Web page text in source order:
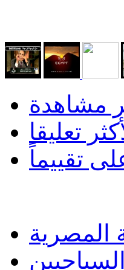
مشاهدة
تعليقا
تقييماً
المصرية